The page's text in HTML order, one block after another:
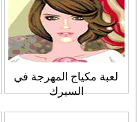
لعبة مكياج المهرجة في
السيرك